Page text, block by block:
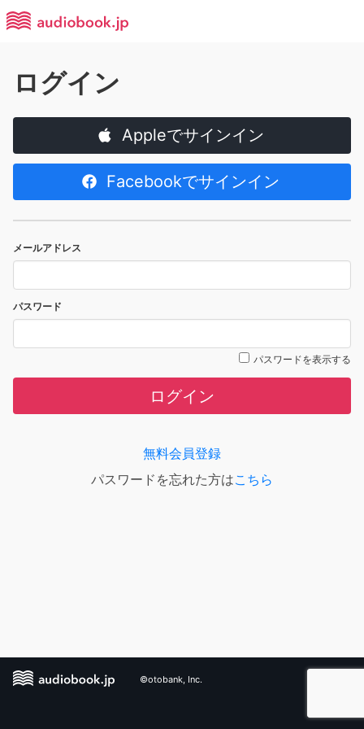
ログイン
Appleでサインイン
Facebookでサインイン
メールアドレス
パスワード
パスワードを表示する
ログイン
無料会員登録
パスワードを忘れた方はこちら
©otobank, Inc.